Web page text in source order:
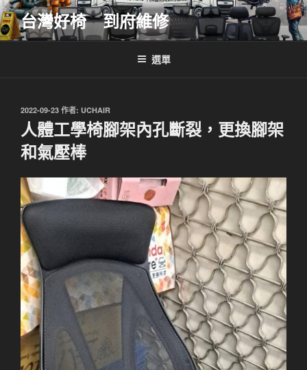
跳
至
主
台灣好椅 到府維修
選單
發
於
2022-09-23 作者: UCHAIR
人體工學椅腳架內孔斷裂，更換腳架
和氣壓棒